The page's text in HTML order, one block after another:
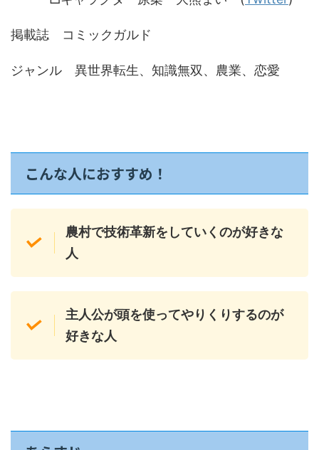
掲載誌 コミックガルド
ジャンル 異世界転生、知識無双、農業、恋愛
こんな人におすすめ！
農村で技術革新をしていくのが好きな
人
主人公が頭を使ってやりくりするのが
好きな人